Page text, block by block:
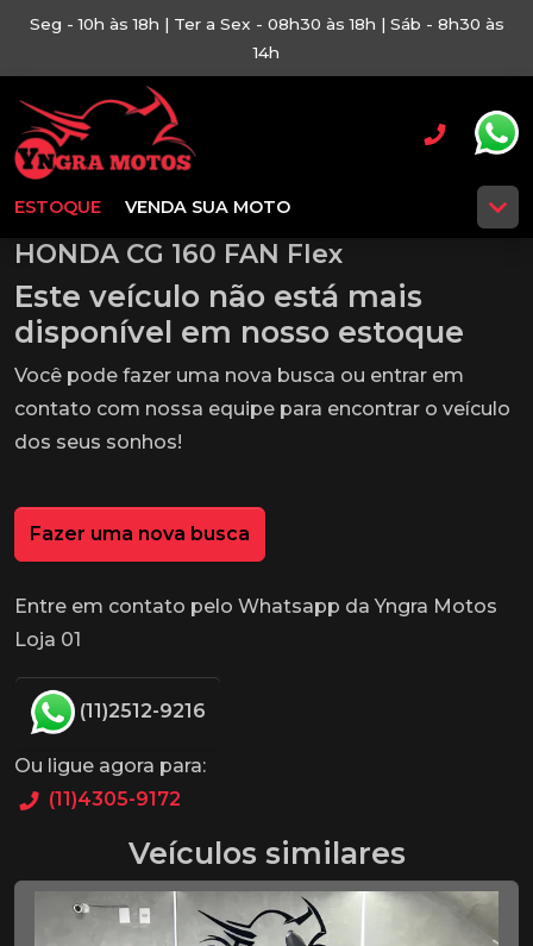
Seg - 10h às 18h | Ter a Sex - 08h30 às 18h | Sáb - 8h30 às
14h
ESTOQUE VENDA SUA MOTO
HONDA CG 160 FAN Flex
Este veículo não está mais
disponível em nosso estoque
Você pode fazer uma nova busca ou entrar em
contato com nossa equipe para encontrar o veículo
dos seus sonhos!
Fazer uma nova busca
Entre em contato pelo Whatsapp da Yngra Motos
Loja 01
(11)2512-9216
Ou ligue agora para:
(11)4305-9172
Veículos similares